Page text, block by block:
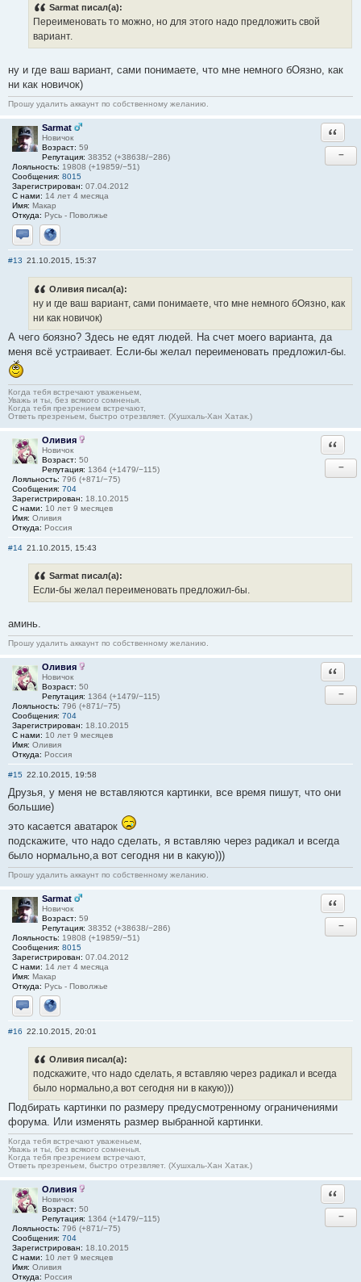
Sarmat писал(а):
Переименовать то можно, но для этого надо предложить свой
вариант.
ну и где ваш вариант, сами понимаете, что мне немного бОязно, как
ни как новичок)
Прошу удалить аккаунт по собственному желанию.
Sarmat
Новичок
Возраст: 59
Репутация: 38352 (+38638/−286)
Лояльность: 19808 (+19859/−51)
Сообщения: 8015
Зарегистрирован: 07.04.2012
С нами: 14 лет 4 месяца
Имя: Макар
Откуда: Русь - Поволжье
Отправить личное сообщение
Сайт
−
#13 21.10.2015, 15:37
Оливия писал(а):
ну и где ваш вариант, сами понимаете, что мне немного бОязно, как
ни как новичок)
А чего боязно? Здесь не едят людей. На счет моего варианта, да
меня всё устраивает. Если-бы желал переименовать предложил-бы.
Когда тебя встречают уваженьем,
Уважь и ты, без всякого сомненья.
Когда тебя презрением встречают,
Ответь презреньем, быстро отрезвляет. (Хушхаль-Хан Хатак.)
Оливия
Новичок
Возраст: 50
Репутация: 1364 (+1479/−115)
Лояльность: 796 (+871/−75)
Сообщения: 704
Зарегистрирован: 18.10.2015
С нами: 10 лет 9 месяцев
Имя: Оливия
Откуда: Россия
−
#14 21.10.2015, 15:43
Sarmat писал(а):
Если-бы желал переименовать предложил-бы.
аминь.
Прошу удалить аккаунт по собственному желанию.
Оливия
Новичок
Возраст: 50
Репутация: 1364 (+1479/−115)
Лояльность: 796 (+871/−75)
Сообщения: 704
Зарегистрирован: 18.10.2015
С нами: 10 лет 9 месяцев
Имя: Оливия
Откуда: Россия
−
#15 22.10.2015, 19:58
Друзья, у меня не вставляются картинки, все время пишут, что они
большие)
это касается аватарок
подскажите, что надо сделать, я вставляю через радикал и всегда
было нормально,а вот сегодня ни в какую)))
Прошу удалить аккаунт по собственному желанию.
Sarmat
Новичок
Возраст: 59
Репутация: 38352 (+38638/−286)
Лояльность: 19808 (+19859/−51)
Сообщения: 8015
Зарегистрирован: 07.04.2012
С нами: 14 лет 4 месяца
Имя: Макар
Откуда: Русь - Поволжье
Отправить личное сообщение
Сайт
−
#16 22.10.2015, 20:01
Оливия писал(а):
подскажите, что надо сделать, я вставляю через радикал и всегда
было нормально,а вот сегодня ни в какую)))
Подбирать картинки по размеру предусмотренному ограничениями
форума. Или изменять размер выбранной картинки.
Когда тебя встречают уваженьем,
Уважь и ты, без всякого сомненья.
Когда тебя презрением встречают,
Ответь презреньем, быстро отрезвляет. (Хушхаль-Хан Хатак.)
Оливия
Новичок
Возраст: 50
Репутация: 1364 (+1479/−115)
Лояльность: 796 (+871/−75)
Сообщения: 704
Зарегистрирован: 18.10.2015
С нами: 10 лет 9 месяцев
Имя: Оливия
Откуда: Россия
−